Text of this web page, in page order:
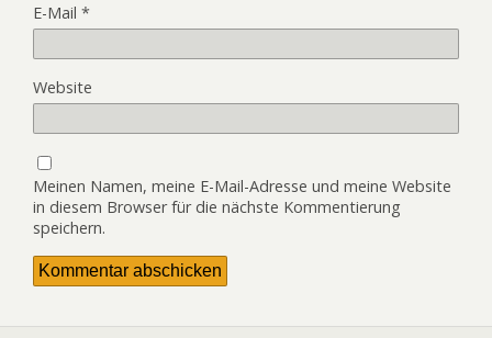
E-Mail *
Website
Meinen Namen, meine E-Mail-Adresse und meine Website
in diesem Browser für die nächste Kommentierung
speichern.